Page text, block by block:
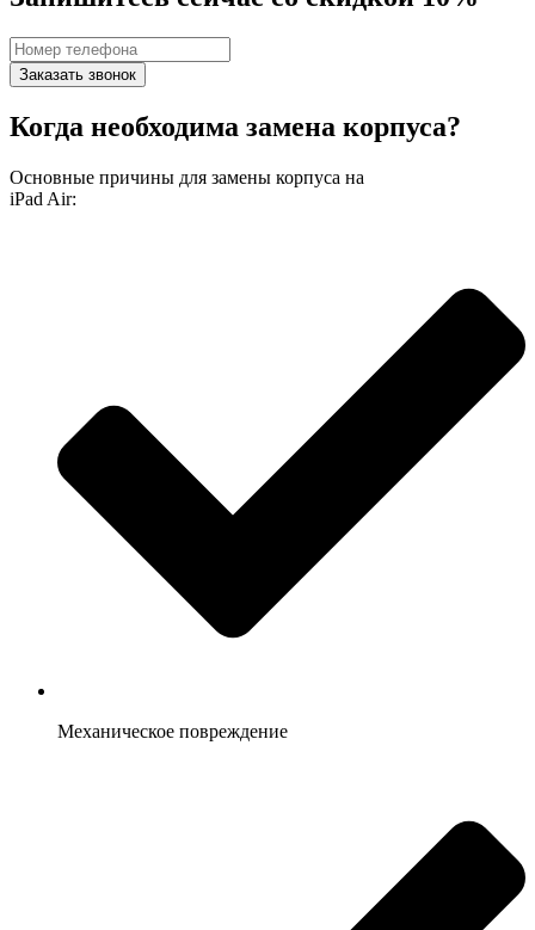
Заказать звонок
Когда необходима замена корпуса?
Основные причины для замены корпуса на
iPad Air:
Механическое повреждение